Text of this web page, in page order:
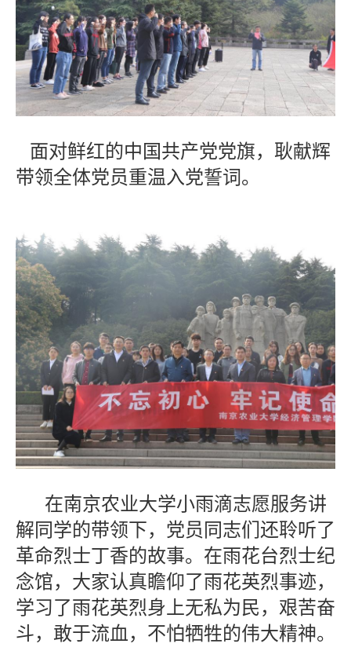
面对鲜红的中国共产党党旗，耿献辉
带领全体党员重温入党誓词。
在南京农业大学小雨滴志愿服务讲
解同学的带领下，党员同志们还聆听了
革命烈士丁香的故事。在雨花台烈士纪
念馆，大家认真瞻仰了雨花英烈事迹，
学习了雨花英烈身上无私为民，艰苦奋
斗，敢于流血，不怕牺牲的伟大精神。